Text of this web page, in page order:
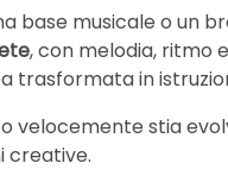
base musicale o un
, con melodia, ritmo
trasformata in
velocemente stia
creative.